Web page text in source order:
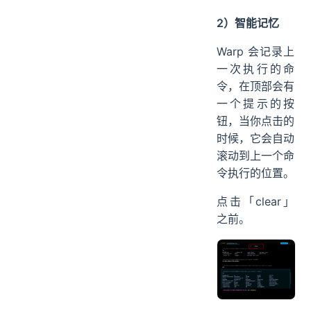
2）智能记忆
Warp 会记录上
一次执行的命
令，在顶部会有
一个提示的按
钮，当你点击的
时候，它会自动
滚动到上一个命
令执行的位置。
点击「clear」
之前。